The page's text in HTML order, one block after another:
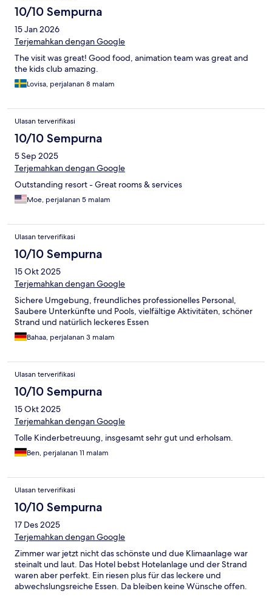
10/10 Sempurna
15 Jan 2026
Terjemahkan dengan Google
The visit was great! Good food, animation team was great and
the kids club amazing.
Lovisa, perjalanan 8 malam
Ulasan terverifikasi
10/10 Sempurna
5 Sep 2025
Terjemahkan dengan Google
Outstanding resort - Great rooms & services
Moe, perjalanan 5 malam
Ulasan terverifikasi
10/10 Sempurna
15 Okt 2025
Terjemahkan dengan Google
Sichere Umgebung, freundliches professionelles Personal,
Saubere Unterkünfte und Pools, vielfältige Aktivitäten, schöner
Strand und natürlich leckeres Essen
Bahaa, perjalanan 3 malam
Ulasan terverifikasi
10/10 Sempurna
15 Okt 2025
Terjemahkan dengan Google
Tolle Kinderbetreuung, insgesamt sehr gut und erholsam.
Ben, perjalanan 11 malam
Ulasan terverifikasi
10/10 Sempurna
17 Des 2025
Terjemahkan dengan Google
Zimmer war jetzt nicht das schönste und due Klimaanlage war
steinalt und laut. Das Hotel bebst Hotelanlage und der Strand
waren aber perfekt. Ein riesen plus für das leckere und
abwechslungsreiche Essen. Da bleiben keine Wünsche offen.